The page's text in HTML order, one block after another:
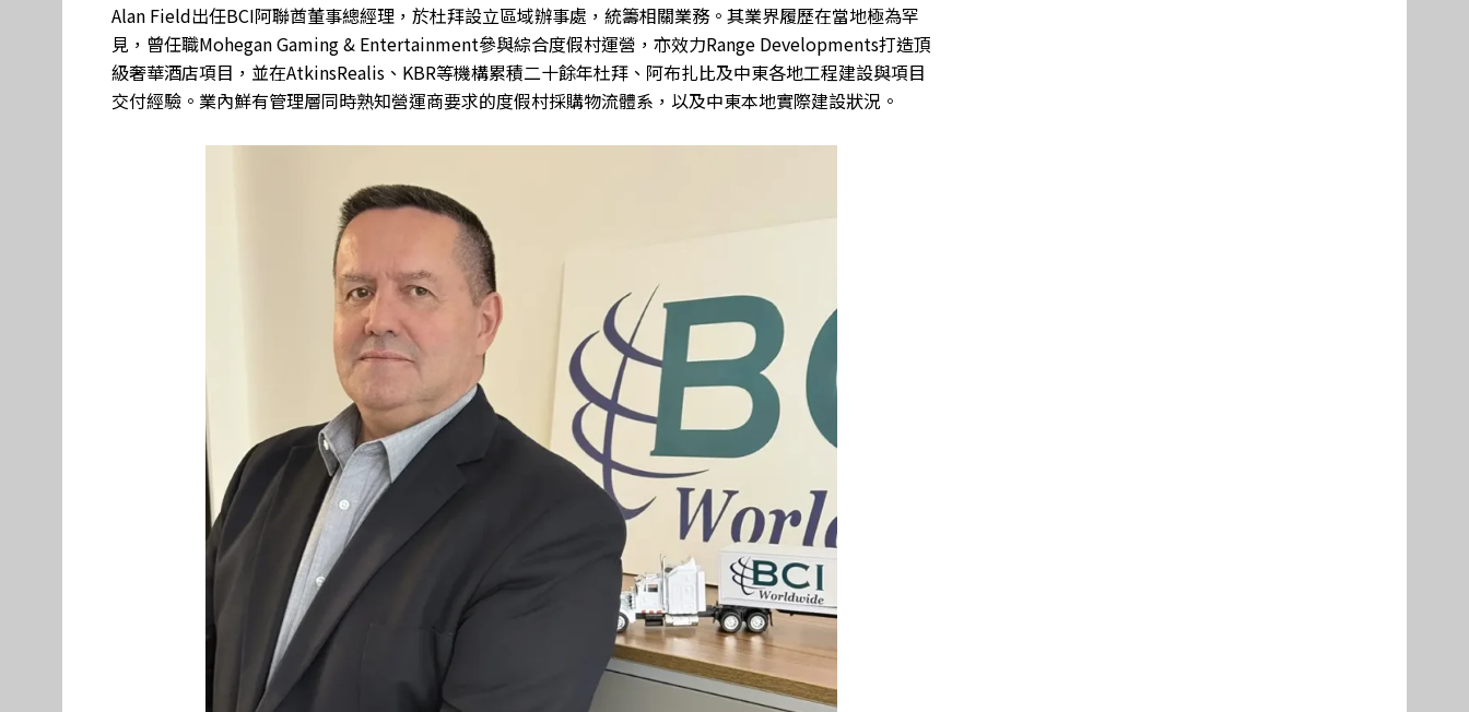
Alan Field出任BCI阿聯酋董事總經理，於杜拜設立區域辦事處，統籌相關業務。其業界履歷在當地極為罕
見，曾任職Mohegan Gaming & Entertainment參與綜合度假村運營，亦效力Range Developments打造頂
級奢華酒店項目，並在AtkinsRealis、KBR等機構累積二十餘年杜拜、阿布扎比及中東各地工程建設與項目
交付經驗。業內鮮有管理層同時熟知營運商要求的度假村採購物流體系，以及中東本地實際建設狀況。